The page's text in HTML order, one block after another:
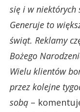
się i w niektórych
Generuje to
świąt. Reklamy
Bożego
Wielu klientów
przez kolejne
sobą –